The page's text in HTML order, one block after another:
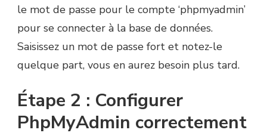
le mot de passe pour le compte ‘phpmyadmin’
pour se connecter à la base de données.
Saisissez un mot de passe fort et notez-le
quelque part, vous en aurez besoin plus tard.
Étape 2 : Configurer
PhpMyAdmin correctement